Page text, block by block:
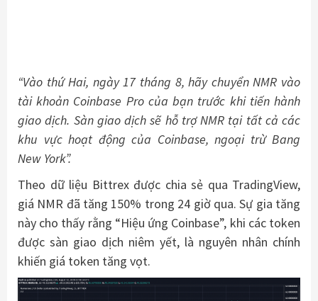
“Vào thứ Hai, ngày 17 tháng 8, hãy chuyển NMR vào
tài khoản Coinbase Pro của bạn trước khi tiến hành
giao dịch. Sàn giao dịch sẽ hỗ trợ NMR tại tất cả các
khu vực hoạt động của Coinbase, ngoại trừ Bang
New York”.
Theo dữ liệu Bittrex được chia sẻ qua TradingView,
giá NMR đã tăng 150% trong 24 giờ qua. Sự gia tăng
này cho thấy rằng “Hiệu ứng Coinbase”, khi các token
được sàn giao dịch niêm yết, là nguyên nhân chính
khiến giá token tăng vọt.